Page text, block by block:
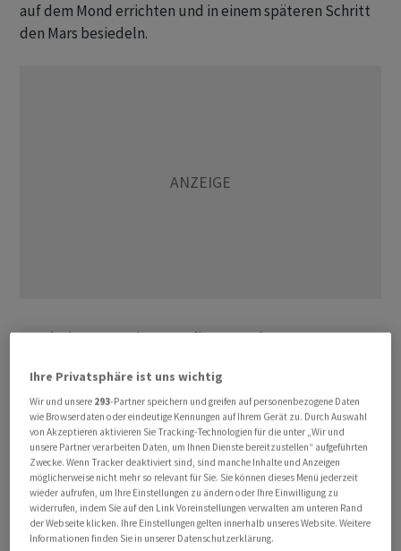
auf dem Mond errichten und in einem späteren Schritt
den Mars besiedeln.
Der drei Tage vor dem Testflug vorgelegte
das Geschäftsmodell eines äusserst ambitionierten
Unternehmens. SpaceX will sich zu einer vielschichtigen
Technologieplattform an der Schnittstelle von
Raumfahrt, Telekommunikation, KI und digitaler
Infrastruktur entwickeln. Dabei ist das
Satelliteninternetgeschäft Starlink weiterhin eines der
wertvollsten «Assets» des Unternehmens und generiert
Milliarden an wiederkehrenden Einnahmen bei
Ihre Privatsphäre ist uns wichtig
Wir und unsere 293-Partner speichern und greifen auf personenbezogene Daten
wie Browserdaten oder eindeutige Kennungen auf Ihrem Gerät zu. Durch Auswahl
von Akzeptieren aktivieren Sie Tracking-Technologien für die unter „Wir und
unsere Partner verarbeiten Daten, um Ihnen Dienste bereitzustellen“ aufgeführten
Zwecke. Wenn Tracker deaktiviert sind, sind manche Inhalte und Anzeigen
möglicherweise nicht mehr so relevant für Sie. Sie können dieses Menü jederzeit
wieder aufrufen, um Ihre Einstellungen zu ändern oder Ihre Einwilligung zu
widerrufen, indem Sie auf den Link Voreinstellungen verwalten am unteren Rand
der Webseite klicken. Ihre Einstellungen gelten innerhalb unseres Website. Weitere
Informationen finden Sie in unserer Datenschutzerklärung.